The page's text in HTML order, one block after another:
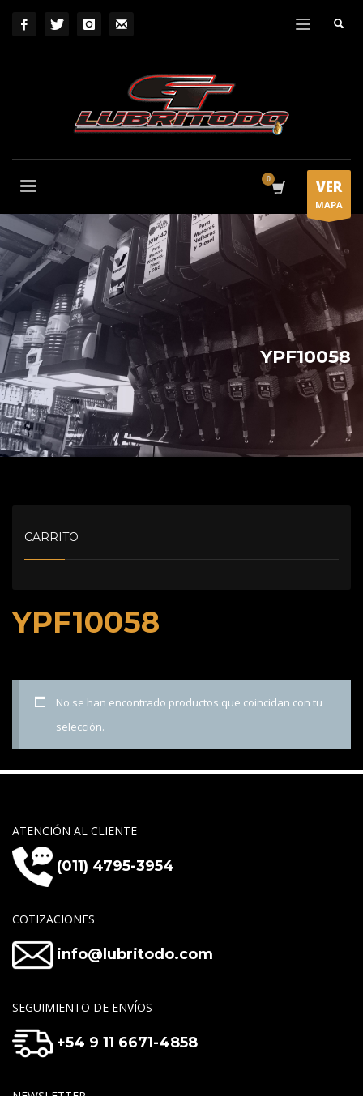
VER
MAPA
YPF10058
YPF10058
No se han encontrado productos que coincidan con tu
selección.
CARRITO
ATENCIÓN AL CLIENTE
(011) 4795-3954
COTIZACIONES
info@lubritodo.com
SEGUIMIENTO DE ENVÍOS
+54 9 11 6671-4858